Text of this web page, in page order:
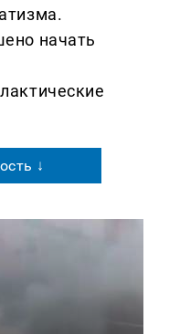
начать
↓